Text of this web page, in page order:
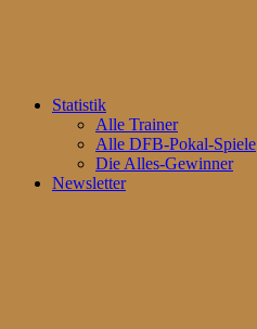
Statistik
Alle Trainer
Alle DFB-Pokal-Spiele
Die Alles-Gewinner
Newsletter